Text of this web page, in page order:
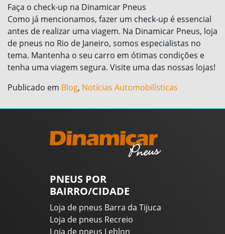
Faça o check-up na Dinamicar Pneus
Como já mencionamos, fazer um check-up é essencial
antes de realizar uma viagem. Na Dinamicar Pneus, loja
de pneus no Rio de Janeiro, somos especialistas no
tema. Mantenha o seu carro em ótimas condições e
tenha uma viagem segura. Visite uma das nossas lojas!
Publicado em Blog, Notícias Automobilísticas
PNEUS POR
BAIRRO/CIDADE
Loja de pneus Barra da Tijuca
Loja de pneus Recreio
Loja de pneus Leblon